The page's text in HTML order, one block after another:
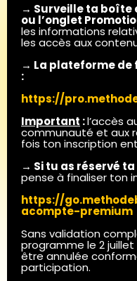
→ Surveille ta boîte
ou l’onglet
les informations
les accès aux
→ La plateforme de
:
https://
Important :l’accès
communauté et aux
fois ton inscription
→ Si tu as réservé
pense à finaliser ton
https://
acompte-premium
Sans validation
programme le 2
être annulée
participation.